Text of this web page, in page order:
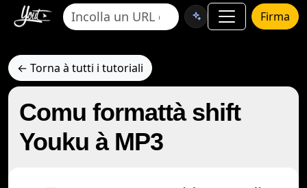
Firma
← Torna à tutti i tutoriali
Comu formattà shift
Youku à MP3